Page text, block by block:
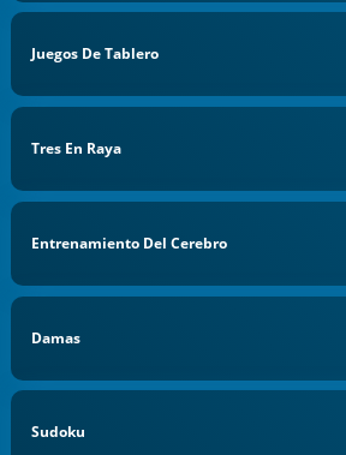
Juegos De Tablero
Tres En Raya
Entrenamiento Del Cerebro
Damas
Sudoku